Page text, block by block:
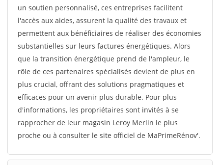
un soutien personnalisé, ces entreprises facilitent
l'accès aux aides, assurent la qualité des travaux et
permettent aux bénéficiaires de réaliser des économies
substantielles sur leurs factures énergétiques. Alors
que la transition énergétique prend de l'ampleur, le
rôle de ces partenaires spécialisés devient de plus en
plus crucial, offrant des solutions pragmatiques et
efficaces pour un avenir plus durable. Pour plus
d'informations, les propriétaires sont invités à se
rapprocher de leur magasin Leroy Merlin le plus
proche ou à consulter le site officiel de MaPrimeRénov'.